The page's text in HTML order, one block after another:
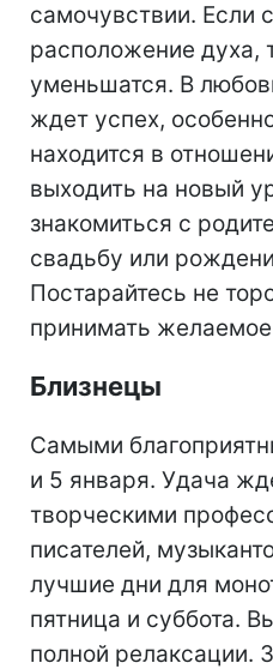
самочувствии. Если
расположение духа,
уменьшатся. В
ждет успех,
находится в
выходить на новый
знакомиться с
свадьбу или
Постарайтесь не
принимать желаемое
Близнецы
Самыми
и 5 января. Удача
творческими
писателей,
лучшие дни для
пятница и суббота.
полной релаксации.